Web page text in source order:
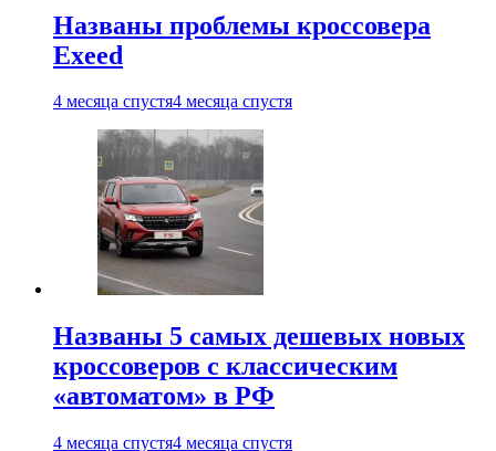
Названы проблемы кроссовера
Exeed
4 месяца спустя4 месяца спустя
Названы 5 самых дешевых новых
кроссоверов с классическим
«автоматом» в РФ
4 месяца спустя4 месяца спустя